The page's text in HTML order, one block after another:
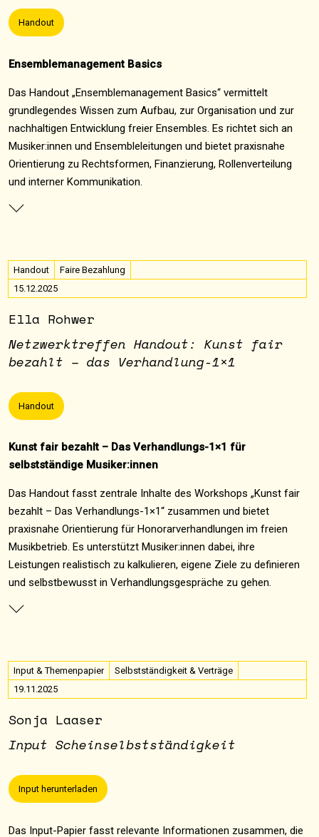
Handout
Ensemblemanagement Basics
Das Handout „Ensemblemanagement Basics“ vermittelt
grundlegendes Wissen zum Aufbau, zur Organisation und zur
nachhaltigen Entwicklung freier Ensembles. Es richtet sich an
Musiker:innen und Ensembleleitungen und bietet praxisnahe
Orientierung zu Rechtsformen, Finanzierung, Rollenverteilung
und interner Kommunikation.
Handout
Faire Bezahlung
15.12.2025
Ella Rohwer
Netzwerktreffen Handout: Kunst fair
bezahlt – das Verhandlung-1×1
Handout
Kunst fair bezahlt – Das Verhandlungs-1×1 für
selbstständige Musiker:innen
Das Handout fasst zentrale Inhalte des Workshops „Kunst fair
bezahlt – Das Verhandlungs-1×1“ zusammen und bietet
praxisnahe Orientierung für Honorarverhandlungen im freien
Musikbetrieb. Es unterstützt Musiker:innen dabei, ihre
Leistungen realistisch zu kalkulieren, eigene Ziele zu definieren
und selbstbewusst in Verhandlungsgespräche zu gehen.
Input & Themenpapier
Selbstständigkeit & Verträge
19.11.2025
Sonja Laaser
Input Scheinselbstständigkeit
Input herunterladen
Das Input-Papier fasst relevante Informationen zusammen, die